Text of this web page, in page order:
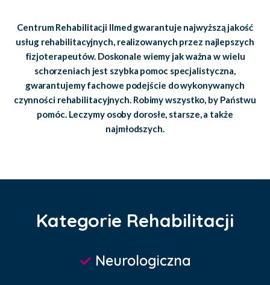
Centrum Rehabilitacji Ilmed gwarantuje najwyższą jakość
usług rehabilitacyjnych, realizowanych przez najlepszych
fizjoterapeutów. Doskonale wiemy jak ważna w wielu
schorzeniach jest szybka pomoc specjalistyczna,
gwarantujemy fachowe podejście do wykonywanych
czynności rehabilitacyjnych. Robimy wszystko, by Państwu
pomóc. Leczymy osoby dorosłe, starsze, a także
najmłodszych.
Kategorie Rehabilitacji
Neurologiczna